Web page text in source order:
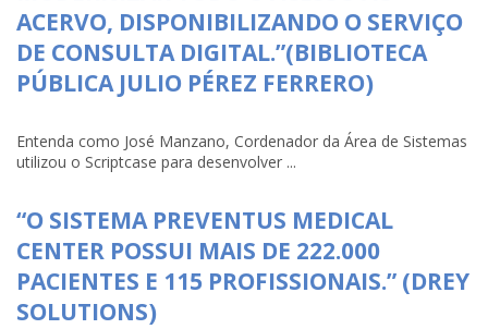
ACERVO, DISPONIBILIZANDO O SERVIÇO
DE CONSULTA DIGITAL.”(BIBLIOTECA
PÚBLICA JULIO PÉREZ FERRERO)
Entenda como José Manzano, Cordenador da Área de Sistemas
utilizou o Scriptcase para desenvolver ...
“O SISTEMA PREVENTUS MEDICAL
CENTER POSSUI MAIS DE 222.000
PACIENTES E 115 PROFISSIONAIS.” (DREY
SOLUTIONS)